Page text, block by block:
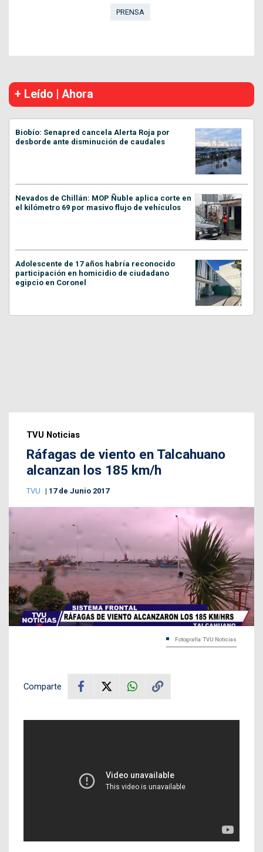
PRENSA
+ Leído | Ahora
Biobío: Senapred cancela Alerta Roja por
desborde ante disminución de caudales
Nevados de Chillán: MOP Ñuble aplica corte en
el kilómetro 69 por masivo flujo de vehículos
Adolescente de 17 años habría reconocido
participación en homicidio de ciudadano
egipcio en Coronel
TVU Noticias
Ráfagas de viento en Talcahuano
alcanzan los 185 km/h
TVU 17 de Junio 2017
Fotografía: TVU Noticias
Comparte